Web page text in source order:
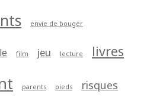
envie de bouger
film jeu lecture livres
parents pieds risques